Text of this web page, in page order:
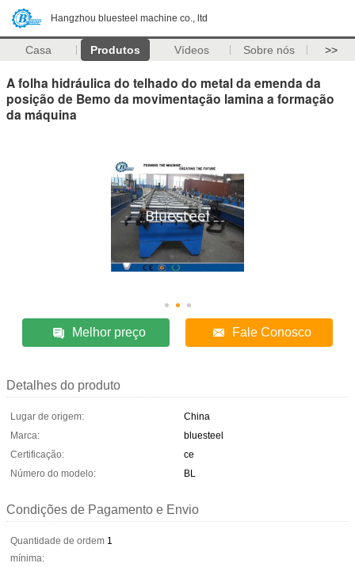
Hangzhou bluesteel machine co., ltd
Casa Produtos Vídeos Sobre nós >>
A folha hidráulica do telhado do metal da emenda da
posição de Bemo da movimentação lamina a formação
da máquina
Melhor preço Fale Conosco
Detalhes do produto
Lugar de origem:
China
Marca:
bluesteel
Certificação:
ce
Número do modelo:
BL
Condições de Pagamento e Envio
Quantidade de ordem
mínima:
1